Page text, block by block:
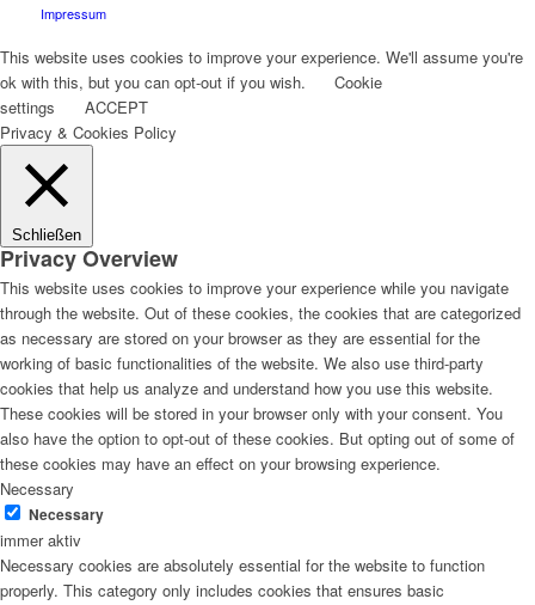
Impressum
This website uses cookies to improve your experience. We'll assume you're
ok with this, but you can opt-out if you wish.
Cookie
settings
ACCEPT
Privacy & Cookies Policy
Schließen
Privacy Overview
This website uses cookies to improve your experience while you navigate
through the website. Out of these cookies, the cookies that are categorized
as necessary are stored on your browser as they are essential for the
working of basic functionalities of the website. We also use third-party
cookies that help us analyze and understand how you use this website.
These cookies will be stored in your browser only with your consent. You
also have the option to opt-out of these cookies. But opting out of some of
these cookies may have an effect on your browsing experience.
Necessary
Necessary
immer aktiv
Necessary cookies are absolutely essential for the website to function
properly. This category only includes cookies that ensures basic